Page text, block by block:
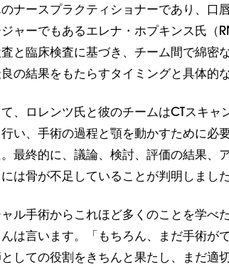
ナースプラクティショナーであり、口
ャーでもあるエレナ・ホプキンス氏（
査と臨床検査に基づき、チーム間で綿密
良の結果をもたらすタイミングと具体的
、ロレンツ氏と彼のチームはCTスキャ
い、手術の過程と顎を動かすために必
。最終的に、議論、検討、評価の結果、
は骨が不足していることが判明しまし
ャル手術からこれほど多くのことを学べ
は言います。「もちろん、まだ手術が
しての役割をきちんと果たし、まだ適